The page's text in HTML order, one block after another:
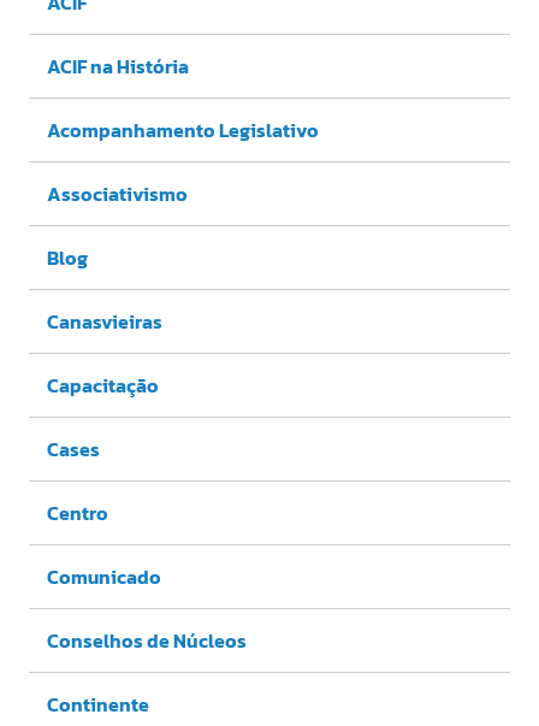
ACIF na História
Acompanhamento Legislativo
Associativismo
Blog
Canasvieiras
Capacitação
Cases
Centro
Comunicado
Conselhos de Núcleos
Continente